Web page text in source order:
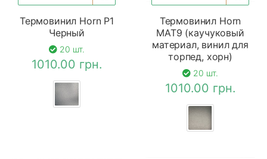
Термовинил Horn P1
Черный
20 шт.
1010.00 грн.
Термовинил Horn
MAT9 (каучуковый
материал, винил для
торпед, хорн)
20 шт.
1010.00 грн.